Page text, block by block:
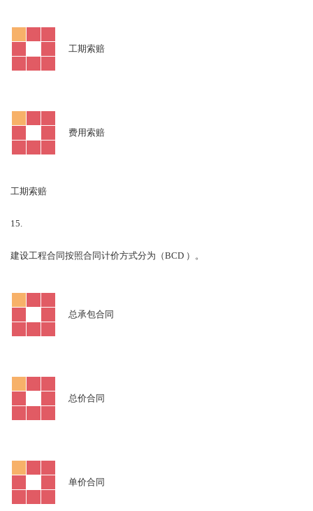
工期索赔
费用索赔
工期索赔
15.
建设工程合同按照合同计价方式分为（BCD ）。
总承包合同
总价合同
单价合同